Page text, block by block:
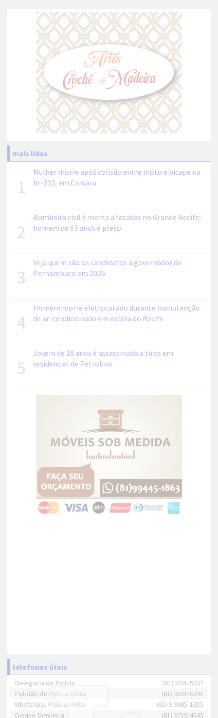
mais lidas
1
Mulher morre após colisão entre moto e picape na
br-232, em Caruaru
2
Bombeira civil é morta a facadas no Grande Recife;
homem de 63 anos é preso
3
Veja quem são os candidatos a governador de
Pernambuco em 2026
4
Homem morre eletrocutado durante manutenção
de ar-condicionado em escola do Recife
5
Jovem de 18 anos é assassinado a tiros em
residencial de Petrolina
telefones úteis
Delegacia de Polícia
(81)3631-5237
Pelotão de Polícia Militar
(81) 3631-5241
WhatsApp, Polícia Militar
(81) 9 9985-1855
Disque Denúncia
(81) 3719-4545